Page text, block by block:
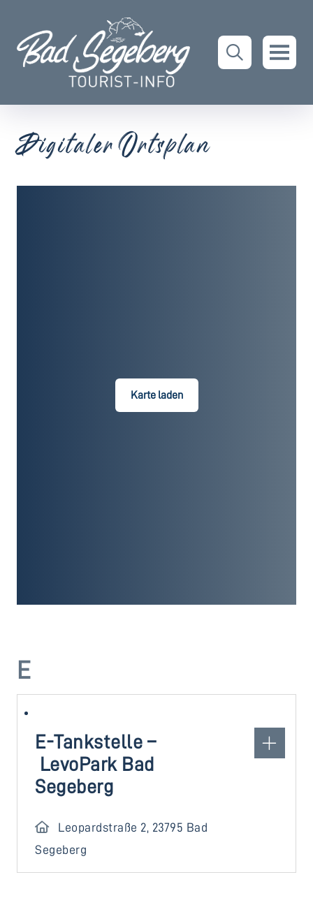
Digitaler Ortsplan
Karte laden
E
E-Tankstelle –
LevoPark Bad
Segeberg
Leopardstraße 2, 23795 Bad
Segeberg